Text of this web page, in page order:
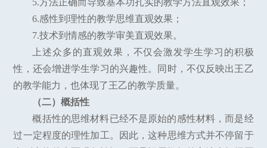
5.方法正确而导致基本功扎实的教学方法直观效果；
6.感性到理性的教学思维直观效果；
7.技术到情感的教学审美直观效果。
上述众多的直观效果，不仅会激发学生学习的积极
性，还会增进学生学习的兴趣性。同时，不仅反映出王乙
的教学能力，也体现了王乙的教学质量。
（二）概括性
概括性的思维材料已经不是原始的感性材料，而是经
过一定程度的理性加工。因此，这种思维方式并不停留于